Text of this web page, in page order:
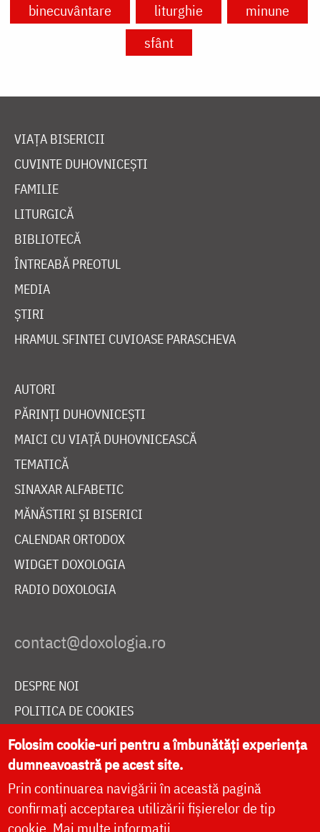
binecuvântare liturghie
minune
sfânt
VIAȚA BISERICII
CUVINTE DUHOVNICEȘTI
FAMILIE
LITURGICĂ
BIBLIOTECĂ
ÎNTREABĂ PREOTUL
MEDIA
ȘTIRI
HRAMUL SFINTEI CUVIOASE PARASCHEVA
AUTORI
PĂRINȚI DUHOVNICEȘTI
MAICI CU VIAȚĂ DUHOVNICEASCĂ
TEMATICĂ
SINAXAR ALFABETIC
MĂNĂSTIRI ȘI BISERICI
CALENDAR ORTODOX
WIDGET DOXOLOGIA
RADIO DOXOLOGIA
DESPRE NOI
POLITICA DE COOKIES
DONEAZĂ ONLINE PENTRU CATEDRALA NAȚIONALĂ
LIVE
Folosim cookie-uri pentru a îmbunătăți experiența
dumneavoastră pe acest site.
Prin continuarea navigării în această pagină
confirmați acceptarea utilizării fișierelor de tip
cookie. Mai multe informații